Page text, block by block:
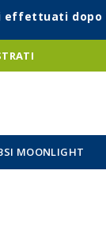
effettuati dopo
MOONLIGHT